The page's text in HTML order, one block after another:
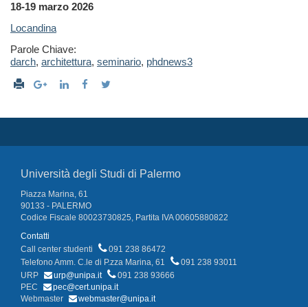
18-19 marzo 2026
Locandina
Parole Chiave:
darch, architettura, seminario, phdnews3
Università degli Studi di Palermo
Piazza Marina, 61
90133 - PALERMO
Codice Fiscale 80023730825, Partita IVA 00605880822
Contatti
Call center studenti
091 238 86472
Telefono Amm. C.le di P.zza Marina, 61
091 238 93011
URP
urp@unipa.it
091 238 93666
PEC
pec@cert.unipa.it
Webmaster
webmaster@unipa.it